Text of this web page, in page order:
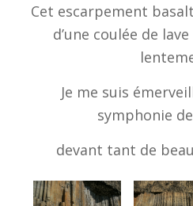
Cet escarpement
d’une coulée de
Je me suis
symphonie
devant tant de